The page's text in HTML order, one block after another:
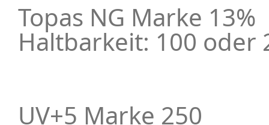
Topas NG Marke 13%
Haltbarkeit: 100 oder
UV+5 Marke 250